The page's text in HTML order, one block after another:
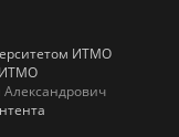
ИТМО
ИТМО